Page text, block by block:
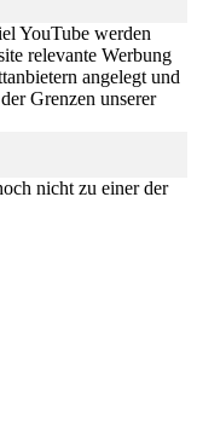
YouTube werden
relevante Werbung
angelegt und
Grenzen unserer
nicht zu einer der